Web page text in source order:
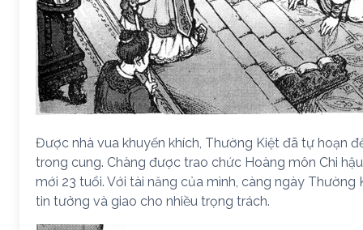
Được nhà vua khuyến khích, Thường Kiệt đã tự hoạn
trong cung. Chàng được trao chức Hoàng môn Chi
mới 23 tuổi. Với tài năng của mình, càng ngày Thường
tin tưởng và giao cho nhiều trọng trách.